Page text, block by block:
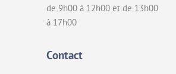
de 9h00 à 12h00 et de 13h00
à 17h00
Contact